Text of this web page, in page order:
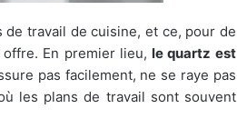
travail de cuisine, et ce, pour de
En premier lieu, le quartz est
pas facilement, ne se raye pas
les plans de travail sont souvent